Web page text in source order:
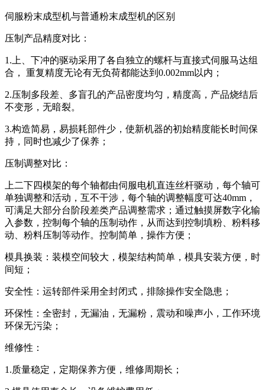
伺服粉末成型机与普通粉末成型机的区别
压制产品精度对比：
1.上、下冲的驱动采用了各自独立的螺杆与直接式伺服马达组
合， 重复精度无论有无负荷都能达到0.002mm以内；
2.压制多段差、多盲孔的产品密度均匀，精度高，产品烧结后
不变形，无暗裂。
3.构造简易，易损耗部件少，使新机器的初始精度能长时间保
持，同时也减少了保养；
压制调整对比：
上二下四模架的每个轴都由伺服电机直连丝杆驱动，每个轴可
单独调整和活动，互不干涉，每个轴的调整幅度可达40mm，
可满足大部分台阶段差类产品调整需求；通过触摸屏数字化输
入参数，控制每个轴的压制动作，从而达到控制填粉、粉料移
动、粉料压制等动作。控制简单，操作方便；
模具换装：装模空间较大，模架结构简单，模具安装方便，时
间短；
安全性：运转部件采用全封闭式，排除操作安全隐患；
环保性：全密封，无漏油，无漏粉，震动和噪声小，工作环境
环保无污染；
维修性：
1.质量稳定，定期保养方便，维修周期长；